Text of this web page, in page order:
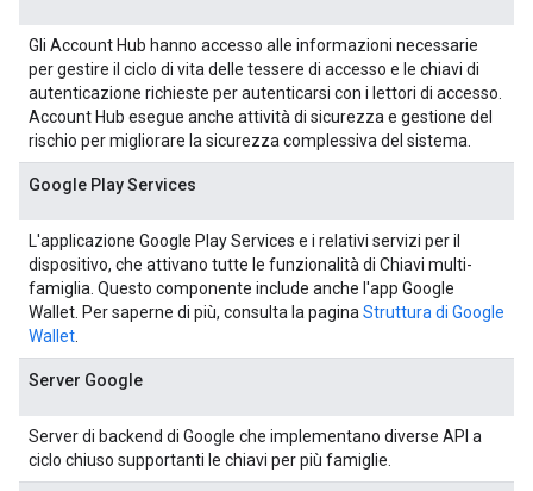
Gli Account Hub hanno accesso alle informazioni necessarie
per gestire il ciclo di vita delle tessere di accesso e le chiavi di
autenticazione richieste per autenticarsi con i lettori di accesso.
Account Hub esegue anche attività di sicurezza e gestione del
rischio per migliorare la sicurezza complessiva del sistema.
Google Play Services
L'applicazione Google Play Services e i relativi servizi per il
dispositivo, che attivano tutte le funzionalità di Chiavi multi-
famiglia. Questo componente include anche l'app Google
Wallet. Per saperne di più, consulta la pagina Struttura di Google
Wallet
Server Google
Server di backend di Google che implementano diverse API a
ciclo chiuso supportanti le chiavi per più famiglie.